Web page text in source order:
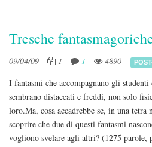
Tresche
09/04/09 1 1 4890
I fantasmi che accompagnano gli
sembrano distaccati e freddi, non solo
loro.Ma, cosa accadrebbe se, in una
scoprire che due di questi fantasmi
vogliono svelare agli altri? (1275 parole,